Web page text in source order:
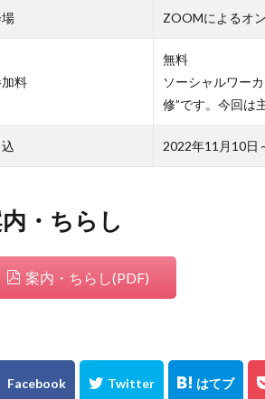
ZOOMによるオ
料
無料
ソーシャルワー
修”です。今回は
2022年11月10
・ちらし
案内・ちらし(PDF)